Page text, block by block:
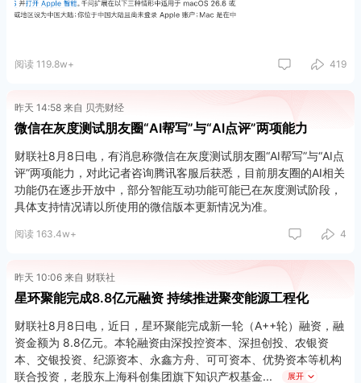
阅读 119.8w+ 419
昨天 14:58 来自 贝壳财经
微信在灰度测试朋友圈“AI帮写”与“AI点评”两项能力
财联社8月8日电，有消息称微信在灰度测试朋友圈“AI帮写”与“AI点
评”两项能力，对此记者咨询腾讯客服后获悉，目前朋友圈的AI相关
功能仍在逐步开放中，部分智能互动功能可能已在灰度测试阶段，
具体支持情况请以所使用的微信版本更新情况为准。
阅读 163.4w+ 4
昨天 10:06 来自 财联社
星环聚能完成8.8亿元融资 持续推进聚变能源工程化
财联社8月8日电，近日，星环聚能完成新一轮（A++轮）融资，融
资金额为 8.8亿元。本轮融资由深投控资本、深担创投、农银资
本、交银投资、纪源资本、永鑫方舟、可可资本、优势资本等机构
联合投资，老股东上海科创集团旗下知识产权基金
展开